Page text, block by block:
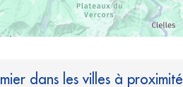
dans les villes à proximité